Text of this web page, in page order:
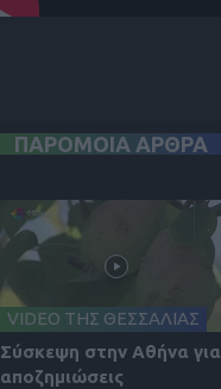
ΠΑΡΟΜΟΙΑ ΑΡΘΡΑ
VIDEO ΤΗΣ ΘΕΣΣΑΛΙΑΣ
Σύσκεψη στην Αθήνα για
αποζημιώσεις